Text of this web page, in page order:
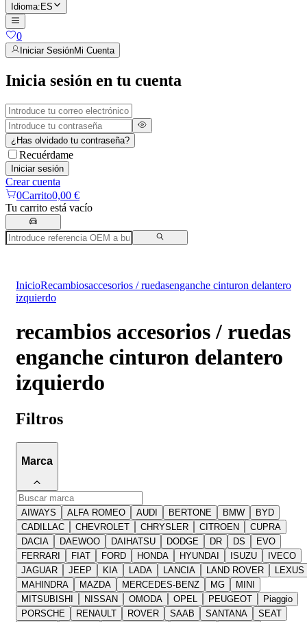
Idioma:ES
0
Iniciar SesiónMi Cuenta
Inicia sesión en tu cuenta
¿Has olvidado tu contraseña?
Recuérdame
Iniciar sesión
Crear cuenta
0Carrito0,00 €
Tu carrito está vacío
InicioRecambiosaccesorios / ruedasenganche cinturon delantero
izquierdo
recambios accesorios / ruedas
enganche cinturon delantero
izquierdo
Filtros
Marca
AIWAYS ALFA ROMEO AUDI BERTONE BMW
BYD
CADILLAC
CHEVROLET CHRYSLER CITROEN
CUPRA
DACIA
DAEWOO DAIHATSU DODGE DR DS
EVO
FERRARI
FIAT FORD HONDA HYUNDAI ISUZU
IVECO
JAGUAR
JEEP KIA LADA LANCIA LAND ROVER
LEXUS
MAHINDRA
MAZDA MERCEDES-BENZ MG
MINI
MITSUBISHI
NISSAN OMODA OPEL PEUGEOT
Piaggio
PORSCHE
RENAULT ROVER SAAB SANTANA SEAT